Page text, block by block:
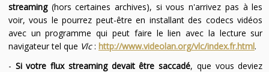
streaming(hors certaines archives), si vous n'arrivez pas à les
voir, vous le pourrez peut-être en installant des codecs vidéos
avec un programme qui peut faire le lien avec la lecture sur
navigateur tel que Vlc: http://www.videolan.org/vlc/index.fr.html.
- Si votre flux streaming devait être saccadé, que vous deviez